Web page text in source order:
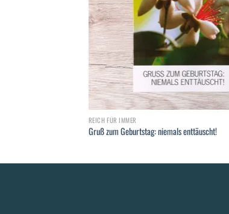
REICH FÜR IMMER
Gruß zum Geburtstag: niemals enttäuscht!